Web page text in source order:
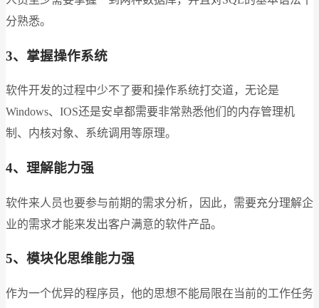
分熟悉。
3、掌握操作系统
软件开发的过程中少不了要和操作系统打交道，无论是
Windows、IOS还是安卓都需要非常熟悉他们的内存管理机
制、内核对象、系统调用等原理。
4、理解能力强
软件来人员也要参与前期的需求分析，因此，需要充分理解企
业的需求才能来发出客户满意的软件产品。
5、模块化思维能力强
作为一个优异的程序员，他的思想不能局限在当前的工作任务